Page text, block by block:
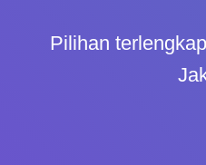
Pilihan